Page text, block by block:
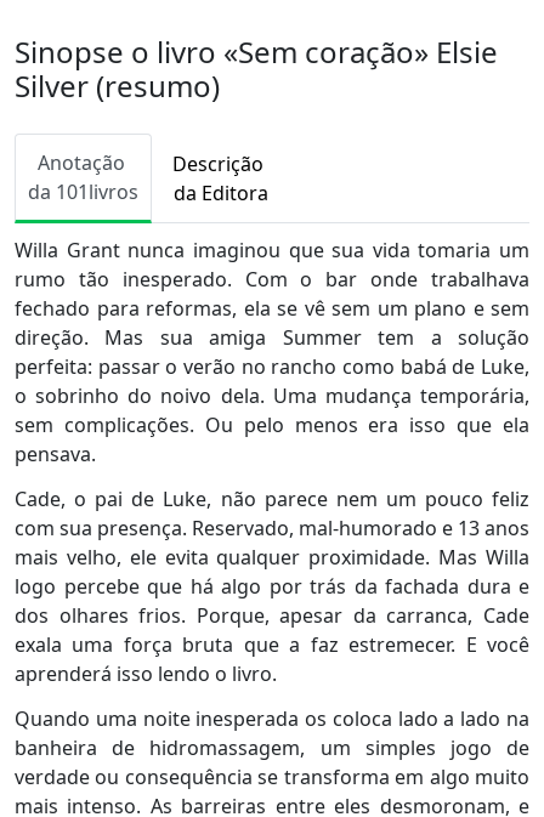
Sinopse o livro «Sem coração» Elsie
Silver (resumo)
Anotação
da 101livros
Descrição
da Editora
Willa Grant nunca imaginou que sua vida tomaria um
rumo tão inesperado. Com o bar onde trabalhava
fechado para reformas, ela se vê sem um plano e sem
direção. Mas sua amiga Summer tem a solução
perfeita: passar o verão no rancho como babá de Luke,
o sobrinho do noivo dela. Uma mudança temporária,
sem complicações. Ou pelo menos era isso que ela
pensava.
Cade, o pai de Luke, não parece nem um pouco feliz
com sua presença. Reservado, mal-humorado e 13 anos
mais velho, ele evita qualquer proximidade. Mas Willa
logo percebe que há algo por trás da fachada dura e
dos olhares frios. Porque, apesar da carranca, Cade
exala uma força bruta que a faz estremecer. E você
aprenderá isso lendo o livro.
Quando uma noite inesperada os coloca lado a lado na
banheira de hidromassagem, um simples jogo de
verdade ou consequência se transforma em algo muito
mais intenso. As barreiras entre eles desmoronam, e